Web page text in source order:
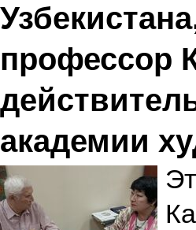
профессор
академии